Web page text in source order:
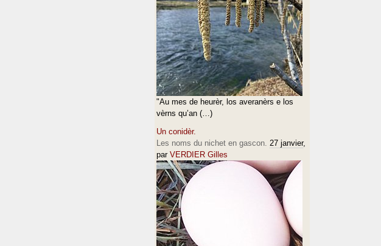
"Au mes de heurèr, los averanèrs e los
vèrns qu’an (…)
Un conidèr.
Les noms du nichet en gascon. 27 janvier,
par VERDIER Gilles